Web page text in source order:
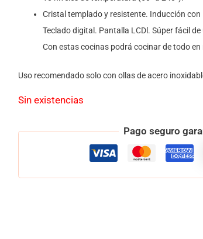
Cristal templado y resistente. Inducción
Teclado digital. Pantalla LCDl. Súper fácil
Con estas cocinas podrá cocinar de todo
Uso recomendado solo con ollas de acero
Sin existencias
Pago seguro